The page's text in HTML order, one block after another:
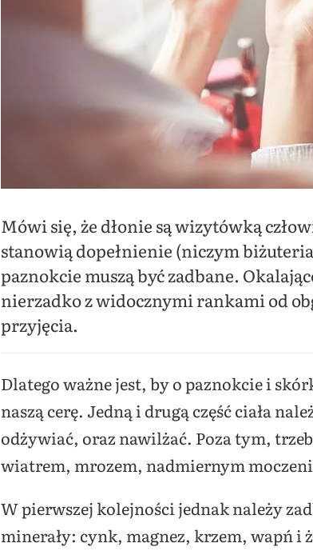
Mówi się, że dłonie są wizytówką
stanowią dopełnienie (niczym
paznokcie muszą być zadbane.
nierzadko z widocznymi rankami od
przyjęcia.
Dlatego ważne jest, by o paznokcie i
naszą cerę. Jedną i drugą część ciała
odżywiać, oraz nawilżać. Poza tym,
wiatrem, mrozem, nadmiernym
W pierwszej kolejności jednak należy
minerały: cynk, magnez, krzem, wapń i